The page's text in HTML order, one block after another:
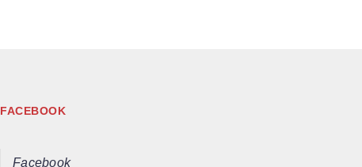
FACEBOOK
Facebook